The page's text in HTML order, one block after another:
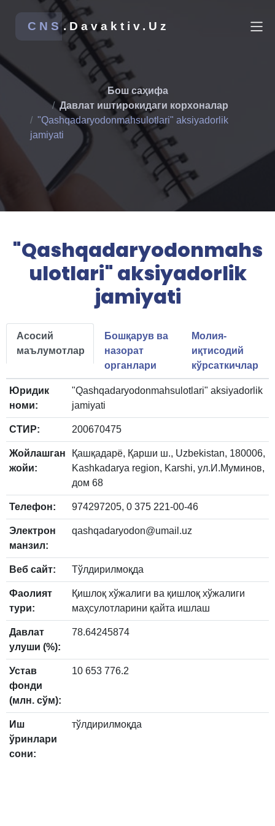
CNS .Davaktiv.Uz
Бош саҳифа
Давлат иштирокидаги корхоналар
"Qashqadaryodonmahsulotlari" aksiyadorlik
jamiyati
"Qashqadaryodonmahs
ulotlari" aksiyadorlik
jamiyati
Асосий
маълумотлар
Бошқарув ва
назорат
органлари
Молия-
иқтисодий
кўрсаткичлар
Юридик
номи:
"Qashqadaryodonmahsulotlari" aksiyadorlik
jamiyati
СТИР: 200670475
Жойлашган
жойи:
Қашқадарё, Қарши ш., Uzbekistan, 180006,
Kashkadarya region, Karshi, ул.И.Муминов,
дом 68
Телефон: 974297205, 0 375 221-00-46
Электрон
манзил:
qashqadaryodon@umail.uz
Веб сайт: Тўлдирилмоқда
Фаолият
тури:
Қишлоқ хўжалиги ва қишлоқ хўжалиги
маҳсулотларини қайта ишлаш
Давлат
улуши (%):
78.64245874
Устав
фонди
(млн. сўм):
10 653 776.2
Иш
ўринлари
сони:
тўлдирилмоқда